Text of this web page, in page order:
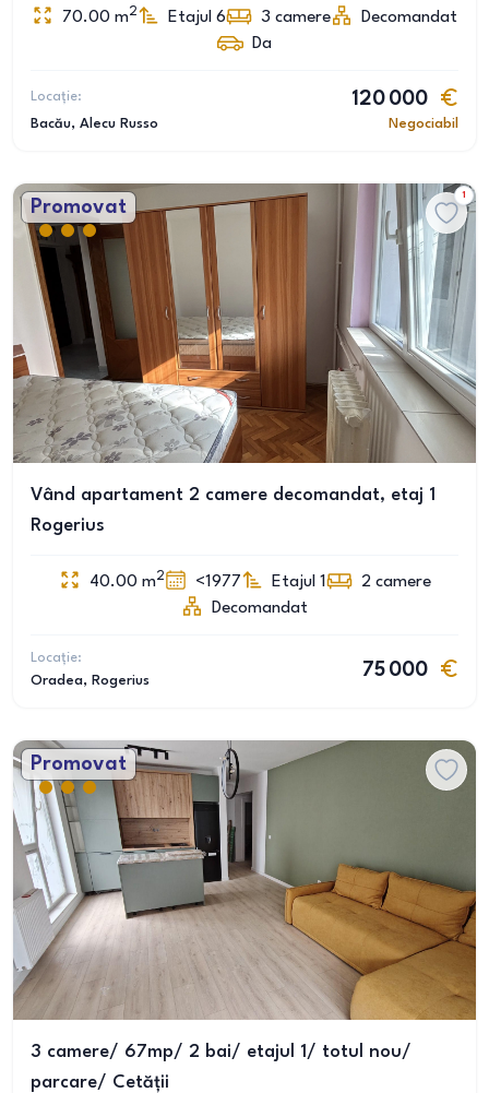
70.00 m2 Etajul 6 3 camere
Decomandat
Da
Locație:
Bacău, Alecu Russo
120 000
Negociabil
Promovat
1
Vând apartament 2 camere decomandat, etaj 1
Rogerius
40.00 m2 <1977 Etajul 1 2 camere
Decomandat
Locație:
Oradea, Rogerius
75 000
Promovat
3 camere/ 67mp/ 2 bai/ etajul 1/ totul nou/
parcare/ Cetății